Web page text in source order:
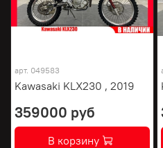
арт. 049583
Kawasaki KLX230 , 2019
359000 руб
В корзину